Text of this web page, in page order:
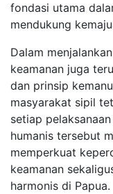
fondasi utama
mendukung
Dalam
keamanan juga
dan prinsip
masyarakat sipil
setiap
humanis tersebut
memperkuat
keamanan
harmonis di Papua.